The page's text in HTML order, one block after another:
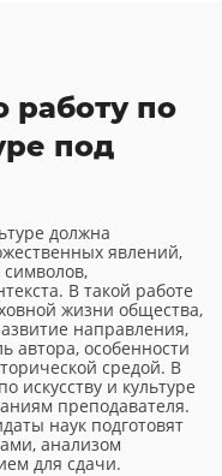
работу по
под
должна
явлений,
символов,
В такой работе
жизни общества,
направления,
автора, особенности
средой. В
искусству и культуре
преподавателя.
наук подготовят
анализом
для сдачи.